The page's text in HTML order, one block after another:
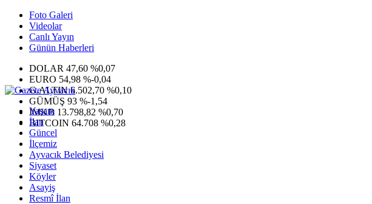
Foto Galeri
Videolar
Canlı Yayın
Günün Haberleri
DOLAR 47,60 %0,07
EURO 54,98 %-0,04
G.ALTIN6.502,70 %0,10
GÜMÜŞ 93 %-1,54
IMKB 13.798,82 %0,70
BITCOIN 64.708 %0,28
Yaşam
İlan
Güncel
İlçemiz
Ayvacık Belediyesi
Siyaset
Köyler
Asayiş
Resmî İlan